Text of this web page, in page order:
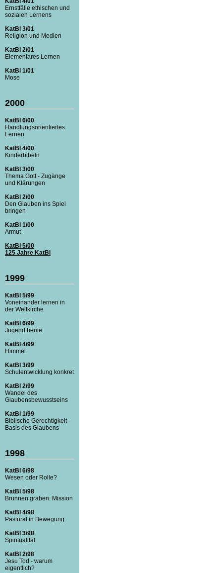
Ernstfälle ethischen und
sozialen Lernens
KatBl 3/01
Religion und Medien
KatBl 2/01
Elementares Lernen
KatBl 1/01
Mose
2000
KatBl 6/00
Handlungsorientiertes
Lernen
KatBl 4/00
Kinderbibeln
KatBl 3/00
Thema Gott - Zugänge
und Klärungen
KatBl 2/00
Den Glauben ins Spiel
bringen
KatBl 1/00
Armut
KatBl 5/00
125 Jahre KatBl
1999
KatBl 5/99
Voneinander lernen in
der Weltkirche
KatBl 6/99
Jugend heute
KatBl 4/99
Himmel
KatBl 3/99
Schulentwicklung konkret
KatBl 2/99
Wandel des
Glaubensbewusstseins
KatBl 1/99
Biblische Gerechtigkeit -
Basis des Glaubens
1998
KatBl 6/98
Wesen oder Rolle?
KatBl 5/98
Brunnen graben: Mission
KatBl 4/98
Pastoral in Bewegung
KatBl 3/98
Spiritualität
KatBl 2/98
Jesu Tod - warum
eigentlich?